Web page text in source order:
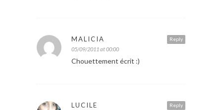
Reply
MALICIA
05/09/2011 at 00:00
Chouettement écrit :)
Reply
LUCILE